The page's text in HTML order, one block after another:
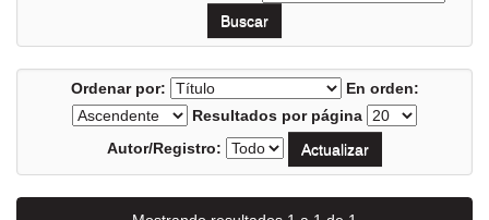
Ordenar por:
En orden:
Resultados por página
Autor/Registro: